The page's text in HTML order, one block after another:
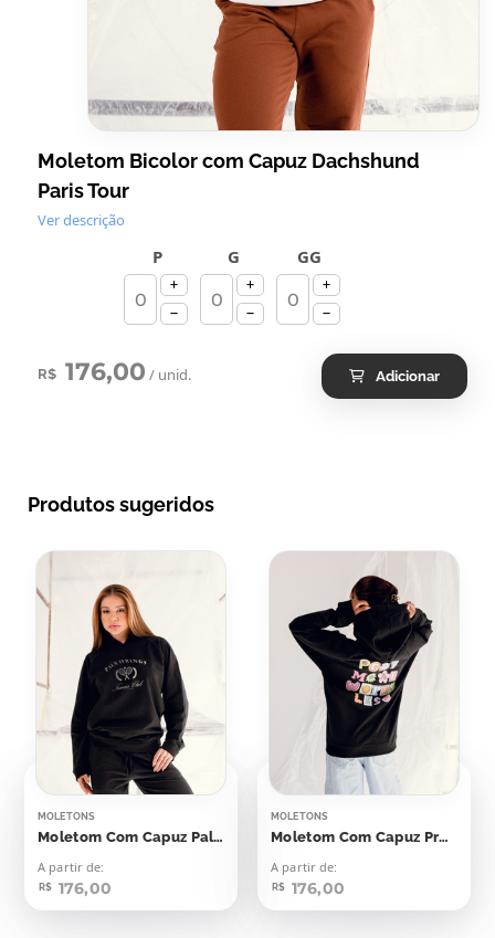
Moletom Bicolor com Capuz Dachshund
Paris Tour
Ver descrição
P G GG
R$ 176,00 / unid. Adicionar
Produtos sugeridos
MOLETONS
Moletom Com Capuz Palm Springs Raquetes
A partir de:
R$ 176,00
MOLETONS
Moletom Com Capuz Pray More Worry
A partir de:
R$ 176,00